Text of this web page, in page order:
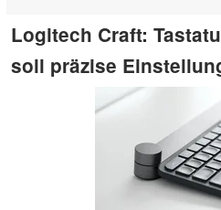
Logitech Craft:
soll präzise